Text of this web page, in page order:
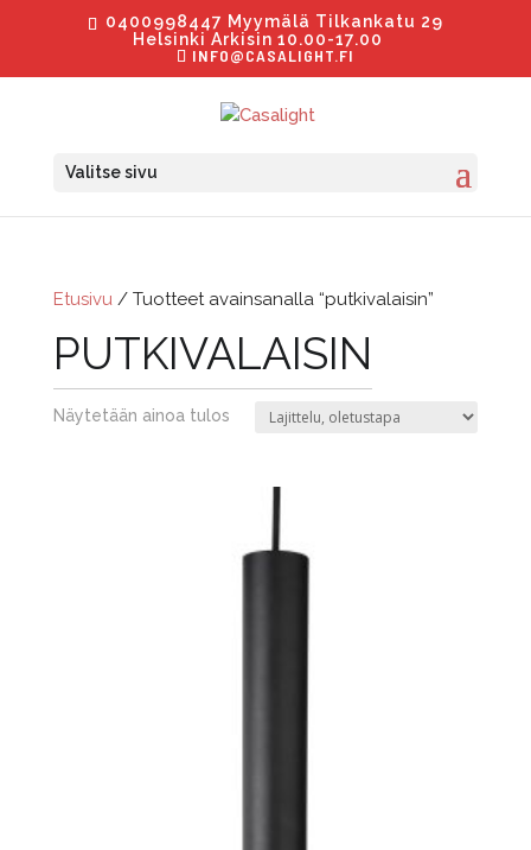
0400998447 Myymälä Tilkankatu 29
Helsinki Arkisin 10.00-17.00
INFO@CASALIGHT.FI
Valitse sivu
Etusivu/ Tuotteet avainsanalla “putkivalaisin”
PUTKIVALAISIN
Näytetään ainoa tulos